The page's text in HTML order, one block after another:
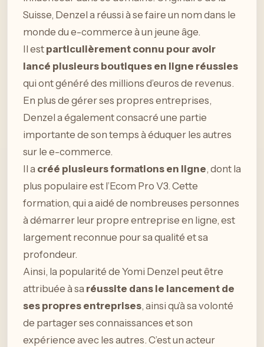
Suisse, Denzel a réussi à se faire un nom dans le
monde du e-commerce à un jeune âge.
Il est particulièrement connu pour avoir
lancé plusieurs boutiques en ligne réussies
qui ont généré des millions d’euros de revenus.
En plus de gérer ses propres entreprises,
Denzel a également consacré une partie
importante de son temps à éduquer les autres
sur le e-commerce.
Il a créé plusieurs formations en ligne, dont la
plus populaire est l’Ecom Pro V3. Cette
formation, qui a aidé de nombreuses personnes
à démarrer leur propre entreprise en ligne, est
largement reconnue pour sa qualité et sa
profondeur.
Ainsi, la popularité de Yomi Denzel peut être
attribuée à sa réussite dans le lancement de
ses propres entreprises, ainsi qu’à sa volonté
de partager ses connaissances et son
expérience avec les autres. C’est un acteur